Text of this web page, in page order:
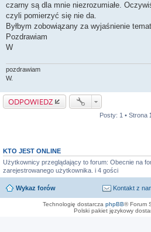
czarny są dla mnie niezrozumiałe.
czyli pomierzyć się nie da.
Byłbym zobowiązany za wyjaśnienie
Pozdrawiam
W
pozdrawiam
W.
ODPOWIEDZ
Posty: 1 • Strona
KTO JEST ONLINE
Użytkownicy przeglądający to forum: Obecnie na
zarejestrowanego użytkownika. i 4 gości
Wykaz forów Kontakt z
Technologię dostarcza phpBB® Forum
Polski pakiet językowy